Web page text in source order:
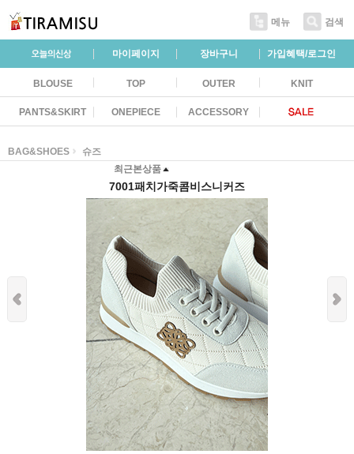
메뉴 검색
마이페이지 장바구니 가입혜택/로그인
BLOUSE TOP OUTER KNIT
PANTS&SKIRT ONEPIECE ACCESSORY
BAG&SHOES
슈즈
최근본상품
7001패치가죽콤비스니커즈